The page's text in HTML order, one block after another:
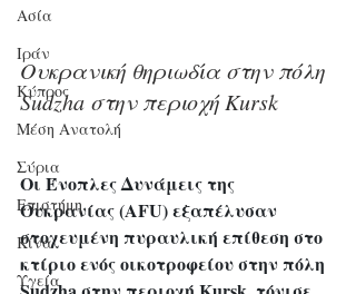
Ασία
Ιράν
Κύπρος
Μέση Ανατολή
Σύρια
Επιστήμη
Kίνα
Υγεία
Ουκρανική θηριωδία στην πόλη
Sudzha στην περιοχή Kursk
Οι Ένοπλες Δυνάμεις της
Ουκρανίας (AFU) εξαπέλυσαν
στοχευμένη πυραυλική επίθεση στο
κτίριο ενός οικοτροφείου στην πόλη